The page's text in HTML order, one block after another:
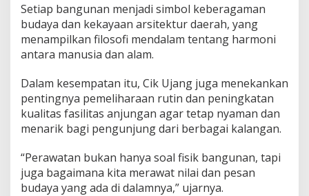
u
d
a
y
Setiap bangunan menjadi simbol keberagaman
budaya dan kekayaan arsitektur daerah, yang
menampilkan filosofi mendalam tentang harmoni
antara manusia dan alam.
Dalam kesempatan itu, Cik Ujang juga menekankan
pentingnya pemeliharaan rutin dan peningkatan
kualitas fasilitas anjungan agar tetap nyaman dan
menarik bagi pengunjung dari berbagai kalangan.
“Perawatan bukan hanya soal fisik bangunan, tapi
juga bagaimana kita merawat nilai dan pesan
budaya yang ada di dalamnya,” ujarnya.